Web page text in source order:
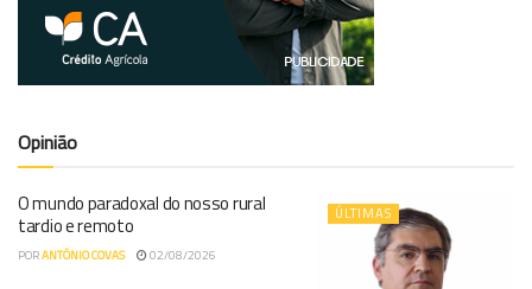
Opinião
ÚLTIMAS
O mundo paradoxal do nosso rural
tardio e remoto
PORANTÓNIO COVAS 02/08/2026